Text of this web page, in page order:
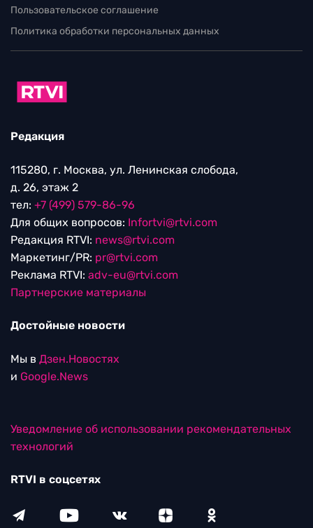
Пользовательское соглашение
Политика обработки персональных данных
Редакция
115280, г. Москва, ул. Ленинская слобода,
д. 26, этаж 2
тел: +7 (499) 579-86-96
Для общих вопросов: Infortvi@rtvi.com
Редакция RTVI: news@rtvi.com
Маркетинг/PR: pr@rtvi.com
Реклама RTVI: adv-eu@rtvi.com
Партнерские материалы
Достойные новости
Мы в Дзен.Новостях
и Google.News
Уведомление об использовании рекомендательных
технологий
RTVI в соцсетях